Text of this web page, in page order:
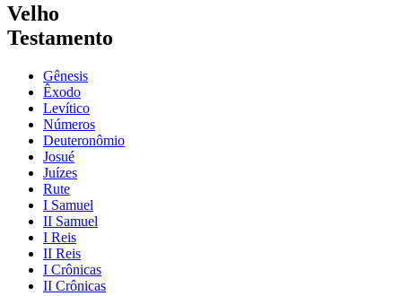
Velho
Testamento
Gênesis
Êxodo
Levítico
Números
Deuteronômio
Josué
Juízes
Rute
I Samuel
II Samuel
I Reis
II Reis
I Crônicas
II Crônicas